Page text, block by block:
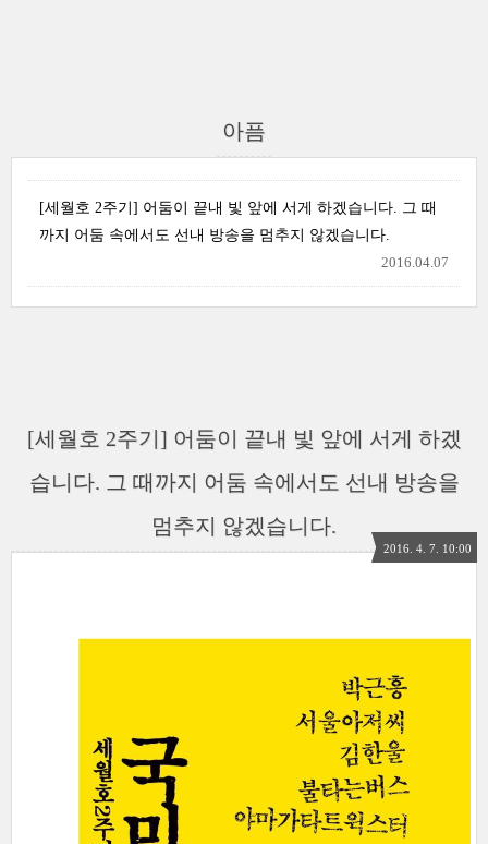
아픔
[세월호 2주기] 어둠이 끝내 빛 앞에 서게 하겠습니다. 그 때
까지 어둠 속에서도 선내 방송을 멈추지 않겠습니다.
2016.04.07
[세월호 2주기] 어둠이 끝내 빛 앞에 서게 하겠
습니다. 그 때까지 어둠 속에서도 선내 방송을
멈추지 않겠습니다.
2016. 4. 7. 10:00